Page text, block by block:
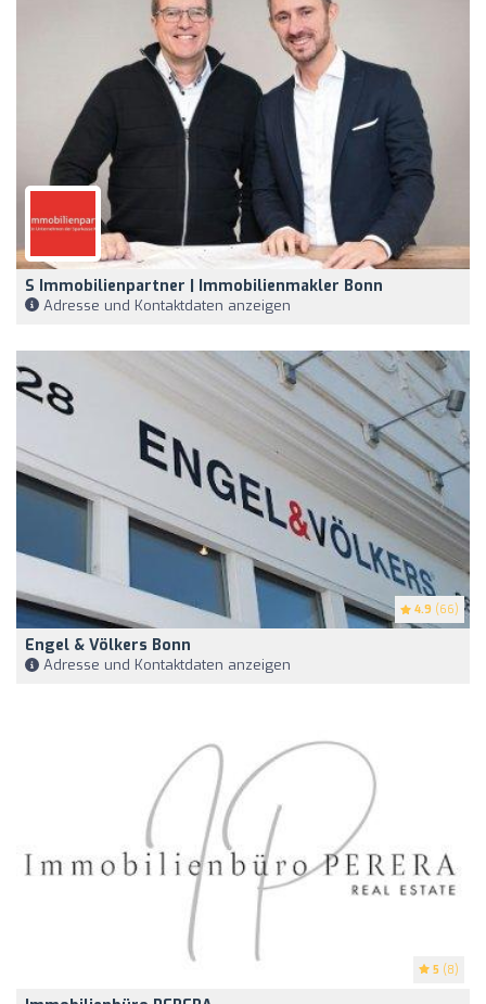
S Immobilienpartner | Immobilienmakler Bonn
Adresse und Kontaktdaten anzeigen
4.9 (66)
Engel & Völkers Bonn
Adresse und Kontaktdaten anzeigen
5 (8)